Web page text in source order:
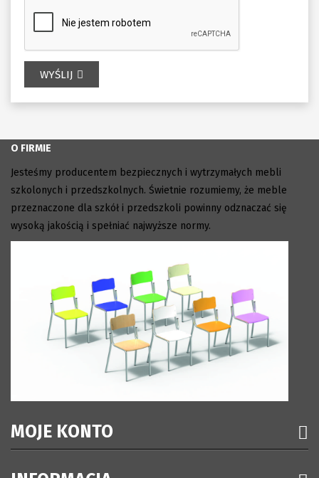
WYŚLIJ
O FIRMIE
Jesteśmy producentem bezpiecznych i wytrzymałych mebli
szkolonych i przedszkolnych. Świetnie rozumiemy, że meble
przeznaczone dla szkół i przedszkoli powinny odznaczać się
wysoką jakością i spełniać najwyższe normy.
MOJE KONTO